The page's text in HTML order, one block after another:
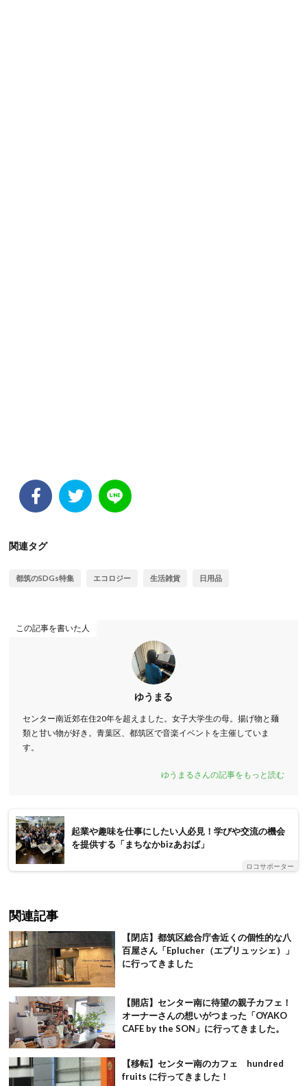
関連タグ
都筑のSDGs特集 エコロジー 生活雑貨 日用品
この記事を書いた人
ゆうまる
センター南近郊在住20年を超えました。女子大学生の母。揚げ物と麺
類と甘い物が好き。青葉区、都筑区で音楽イベントを主催していま
す。
ゆうまるさんの記事をもっと読む
起業や趣味を仕事にしたい人必見！学びや交流の機会
を提供する「まちなかbizあおば」
ロコサポーター
関連記事
【閉店】都筑区総合庁舎近くの個性的な八
百屋さん「Eplucher（エプリュッシェ）」
に行ってきました
【開店】センター南に待望の親子カフェ！
オーナーさんの想いがつまった「OYAKO
CAFE by the SON」に行ってきました。
【移転】センター南のカフェ hundred
fruits に行ってきました！